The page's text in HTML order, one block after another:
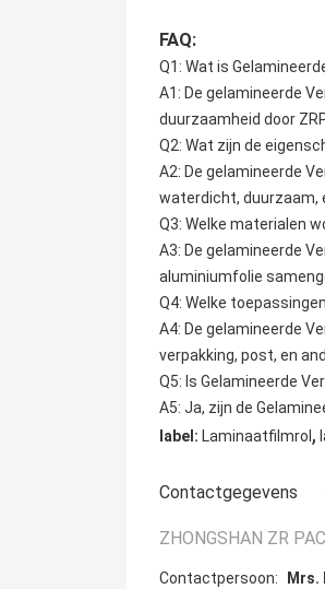
FAQ:
Q1: Wat is
A1: De gelamineerde
duurzaamheid door
Q2: Wat zijn de
A2: De gelamineerde
waterdicht, duurzaam,
Q3: Welke materialen
A3: De gelamineerde
aluminiumfolie
Q4: Welke
A4: De gelamineerde
verpakking, post, en
Q5: Is Gelamineerde
A5: Ja, zijn de
label: Laminaatfilmrol ,
Contactgegevens
ZHONGSHAN ZR
Contactpersoon:
Mrs.